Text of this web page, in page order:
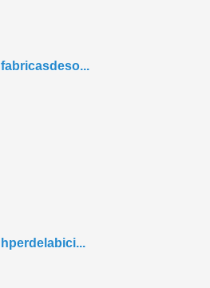
fabricasdeso...
hperdelabici...